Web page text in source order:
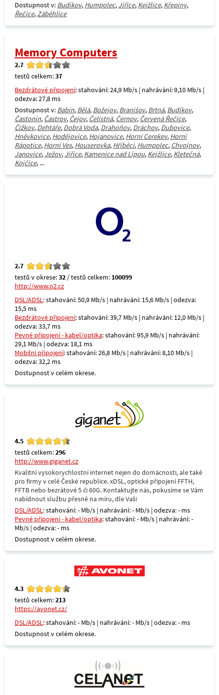
Dostupnost v: Budíkov, Humpolec, Jiřice, Kejžlice, Křepiny,
Řečice,Záběhlice
Memory Computers
2.7
testů celkem:37
Bezdrátové připojení: stahování: 24,9 Mb/s | nahrávání: 9,10 Mb/s |
odezva: 27,8 ms
Dostupnost v: Babín, Bělá, Božejov, Branišov, Brtná, Budíkov,
Častonín, Častrov, Čejov, Čelistná, Černov, Červená Řečice,
Čížkov, Dehtáře, Dobrá Voda, Drahoňov, Dráchov, Dubovice,
Hněvkovice, Hodějovice, Hojanovice, Horní Cerekev, Horní
Rápotice, Horní Ves, Houserovka, Hříběcí, Humpolec, Chvojnov,
Janovice, Ježov, Jiřice, Kamenice nad Lipou, Kejžlice, Kletečná,
Kojčice, ...
2.7
testů v okrese:32 / testů celkem: 100099
http://www.o2.cz
DSL/ADSL: stahování: 50,9 Mb/s | nahrávání: 15,6 Mb/s | odezva:
15,5 ms
Bezdrátové připojení: stahování: 39,7 Mb/s | nahrávání: 12,0 Mb/s |
odezva: 33,7 ms
Pevné připojení - kabel/optika: stahování: 95,9 Mb/s | nahrávání:
29,1 Mb/s | odezva: 18,1 ms
Mobilní připojení: stahování: 26,8 Mb/s | nahrávání: 8,10 Mb/s |
odezva: 32,2 ms
Dostupnost v celém okrese.
4.5
testů celkem:296
http://www.giganet.cz
Kvalitní vysokorychlostní internet nejen do domácnosti, ale také
pro firmy v celé České republice. xDSL, optické připojení FFTH,
FFTB nebo bezrátové 5 či 60G. Kontaktujte nás, pokusíme se Vám
nabídnout službu přesně na míru, dle Vaši
DSL/ADSL: stahování: - Mb/s | nahrávání: - Mb/s | odezva: - ms
Pevné připojení - kabel/optika: stahování: - Mb/s | nahrávání: -
Mb/s | odezva: - ms
Dostupnost v celém okrese.
4.3
testů celkem:213
https://avonet.cz/
DSL/ADSL: stahování: - Mb/s | nahrávání: - Mb/s | odezva: - ms
Dostupnost v celém okrese.